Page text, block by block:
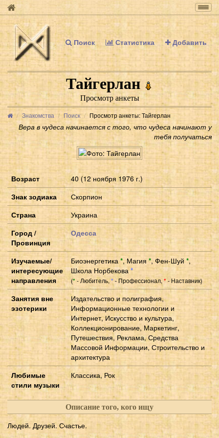
Поиск Статистика Добавить
Тайгерлан
Просмотр анкеты
Знакомства Поиск Просмотр анкеты: Тайгерлан
Вера в чудеса начинается с того, что чудеса начинают у
тебя получаться
Возраст
40 (12 ноября 1976 г.)
Знак зодиака
Скорпион
Страна
Украина
Город /
Провинция
Одесса
Изучаемые/
интересующие
направления
Биоэнергетика*,Магия *,Фен-Шуй *,
Школа Норбекова*
(*- Любитель, *- Профессионал,*- Наставник)
Занятия вне
эзотерики
Издательство и полиграфия,
Информационные технологии и
Интернет, Искусство и культура,
Коллекционирование, Маркетинг,
Путешествия, Реклама, Средства
Массовой Информации, Строительство и
архитектура
Любимые
стили музыки
Классика, Рок
Описание того, кого ищу
Людей. Друзей. Счастье.